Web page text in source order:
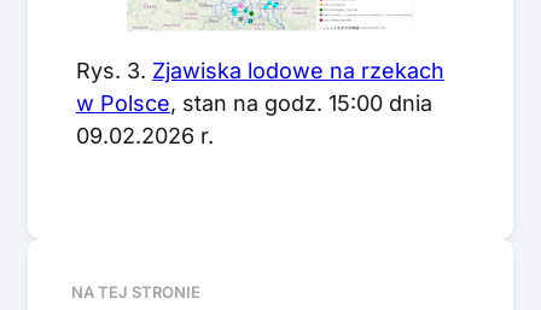
Rys. 3. Zjawiska lodowe na rzekach
w Polsce, stan na godz. 15:00 dnia
09.02.2026 r.
NA TEJ STRONIE